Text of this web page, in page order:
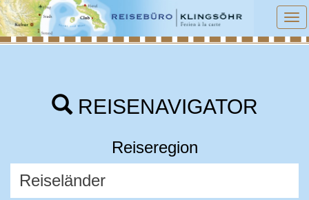
REISENAVIGATOR
Reiseregion